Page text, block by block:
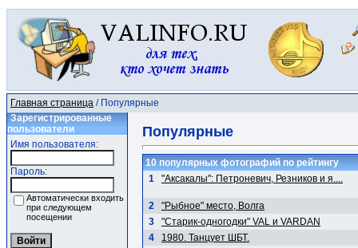
Главная страница / Популярные
Зарегистрированные
пользователи
Имя пользователя:
Пароль:
Автоматически входить
при следующем
посещении
Популярные
10 популярных фотографий по рейтингу
1
"Аксакалы": Петроневич, Резников и я....
2
"Рыбное" место, Волга
3
"Старик-одногодки" VAL и VARDAN
4
1980. Танцует ШБТ.